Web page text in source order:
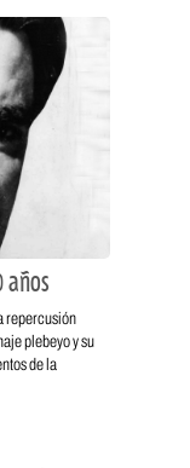
años
repercusión
plebeyo y su
de la